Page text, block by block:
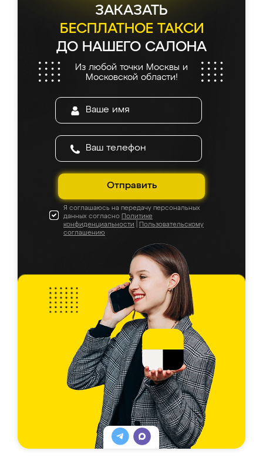
ЗАКАЗАТЬ
БЕСПЛАТНОЕ ТАКСИ
ДО НАШЕГО САЛОНА
Из любой точки Москвы и
Московской области!
Отправить
Я соглашаюсь на передачу персональных
данных согласно Политике
конфиденциальности
Пользовательскому
соглашению